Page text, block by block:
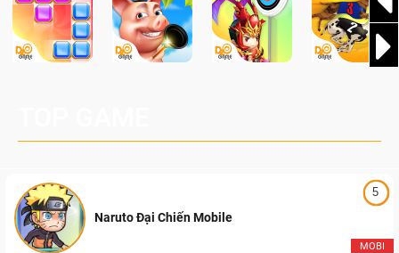
5
MOBI
Naruto Đại Chiến Mobile